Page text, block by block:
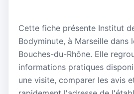
Cette fiche présente Institut
Bodyminute, à Marseille dans
Bouches-du-Rhône. Elle
informations pratiques
une visite, comparer les avis